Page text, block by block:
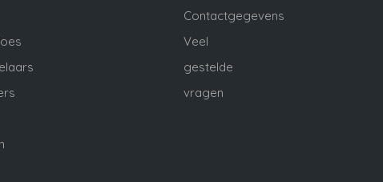
Contactgegevens
Veel
gestelde
vragen